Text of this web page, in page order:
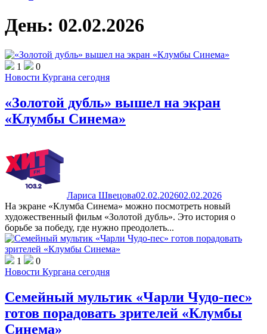
День: 02.02.2026
1
0
Новости Кургана сегодня
«Золотой дубль» вышел на экран
«Клумбы Синема»
Лариса Швецова02.02.202602.02.2026
На экране «Клумба Синема» можно посмотреть новый
художественный фильм «Золотой дубль». Это история о
борьбе за победу, где нужно преодолеть...
1
0
Новости Кургана сегодня
Семейный мультик «Чарли Чудо-пес»
готов порадовать зрителей «Клумбы
Синема»